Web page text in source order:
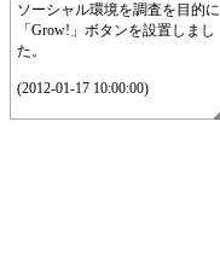
ソーシャル環境を調査を目的に
「Grow!」ボタンを設置しまし
た。
(2012-01-17 10:00:00)